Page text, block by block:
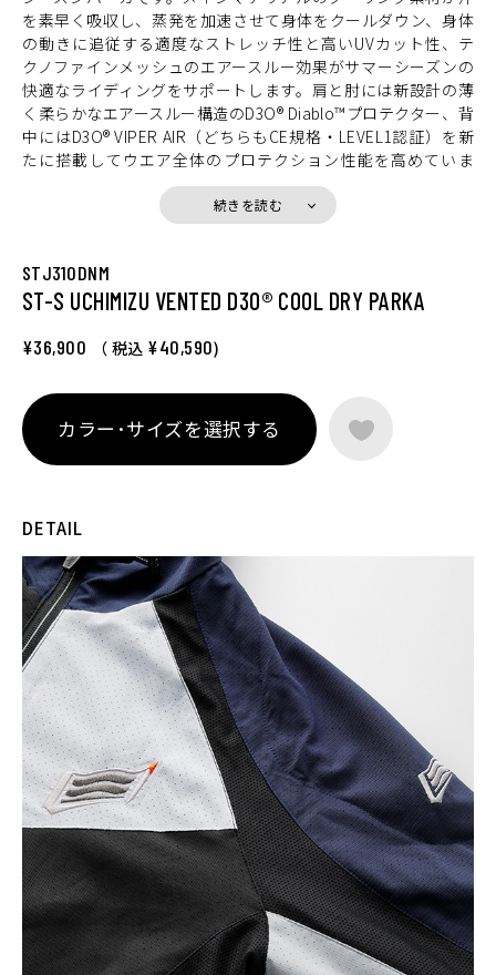
を素早く吸収し、蒸発を加速させて身体をクールダウン、身体
の動きに追従する適度なストレッチ性と高いUVカット性、テ
クノファインメッシュのエアースルー効果がサマーシーズンの
快適なライディングをサポートします。肩と肘には新設計の薄
く柔らかなエアースルー構造のD3O® Diablo™プロテクター、背
中にはD3O® VIPER AIR（どちらもCE規格・LEVEL1認証）を新
たに搭載してウエア全体のプロテクション性能を高めていま
す。日焼防止と冷感効果のあるフードは、内側に丸めて留めて
おくこともできます。
続きを読む
STJ310DNM
ST-S UCHIMIZU VENTED D3O® COOL DRY PARKA
¥36,900 （ 税込 ¥40,590)
カラー･サイズを選択する
DETAIL